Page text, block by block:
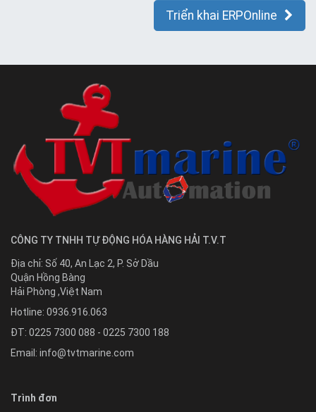
Triển khai ERPOnline
CÔNG TY TNHH TỰ ĐỘNG HÓA HÀNG HẢI T.V.T
Địa chỉ: Số 40, An Lạc 2, P. Sở Dầu
Quận Hồng Bàng
Hải Phòng ,Việt Nam
Hotline: 0936.916.063
ĐT: 0225 7300 088 - 0225 7300 188
Email: info@tvtmarine.com
Trình đơn